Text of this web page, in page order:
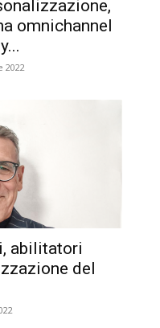
omnichannel
2022
abilitatori
del